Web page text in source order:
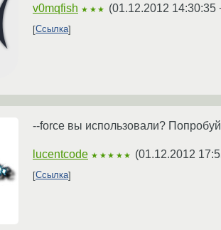
v0mqfish ★★★ (01.12.2012 14:30:35
Ссылка
--force вы использовали?
lucentcode ★★★★★ (01.12.2012
Ссылка